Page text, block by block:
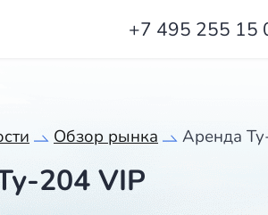
+7 495 255 15
Обзор рынка Аренда
204 VIP